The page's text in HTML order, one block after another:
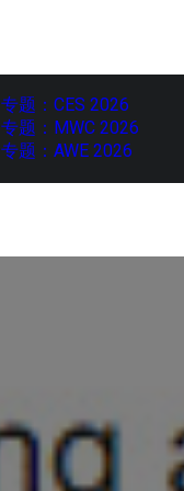
专题：CES 2026
专题：MWC 2026
专题：AWE 2026